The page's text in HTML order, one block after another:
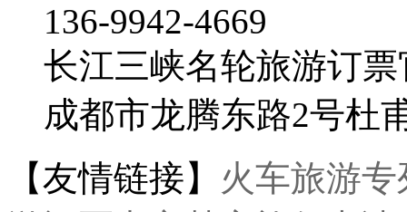
136-9942-4669
长江三峡名轮旅游订
成都市龙腾东路2号杜
【友情链接】 火车旅游专